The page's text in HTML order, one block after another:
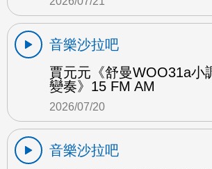
音樂沙拉吧
賈元元《舒曼WOO31a小
變奏》15 FM AM
2026/07/20
音樂沙拉吧